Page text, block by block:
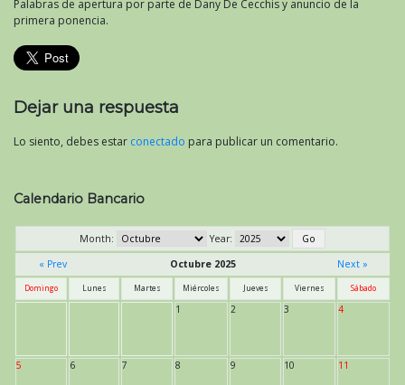
Palabras de apertura por parte de Dany De Cecchis y anuncio de la
primera ponencia.
Dejar una respuesta
Lo siento, debes estar conectado para publicar un comentario.
Calendario Bancario
Month:
Year:
« Prev
Octubre 2025 Next »
Domingo Lunes Martes Miércoles Jueves Viernes Sábado
1 2 3 4
5 6 7 8 9 10 11